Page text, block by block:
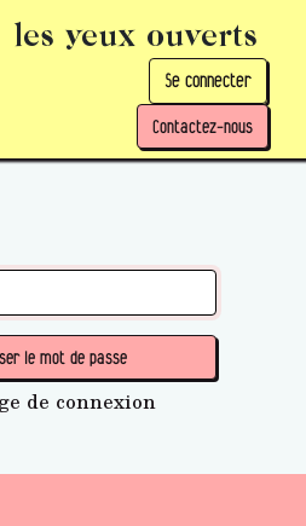
les yeux ouverts
Se connecter
Contactez-nous
le mot de passe
de connexion